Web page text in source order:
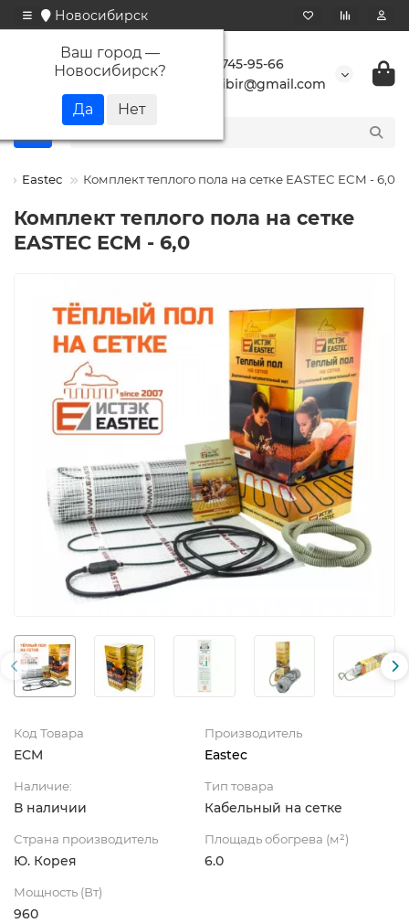
Новосибирск
Ваш город —
Новосибирск?
+7 923 745-95-66
buransibir@gmail.com
Eastec Комплект теплого пола на сетке EASTEC ECM - 6,0
Комплект теплого пола на сетке
EASTEC ECM - 6,0
Код Товара
ECM
Производитель
Eastec
Наличие:
В наличии
Тип товара
Кабельный на сетке
Страна производитель
Ю. Корея
Площадь обогрева (м²)
6.0
Мощность (Вт)
960